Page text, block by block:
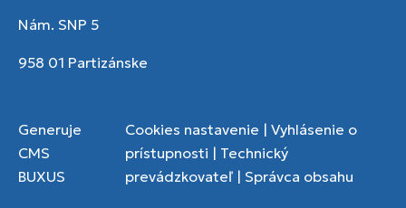
Nám. SNP 5
958 01 Partizánske
Generuje
CMS
BUXUS
Cookies nastavenie | Vyhlásenie o
prístupnosti | Technický
prevádzkovateľ | Správca obsahu